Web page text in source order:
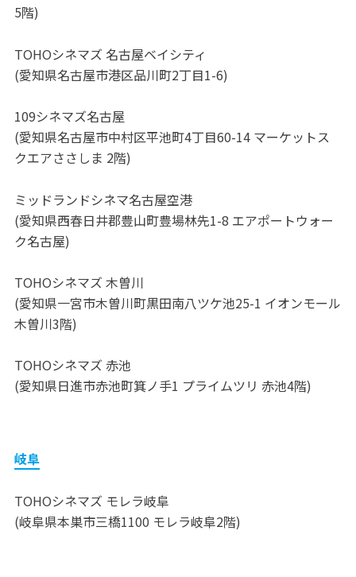
5階)
TOHOシネマズ 名古屋ベイシティ
(愛知県名古屋市港区品川町2丁目1-6)
109シネマズ名古屋
(愛知県名古屋市中村区平池町4丁目60-14 マーケットス
クエアささしま 2階)
ミッドランドシネマ名古屋空港
(愛知県西春日井郡豊山町豊場林先1-8 エアポートウォー
ク名古屋)
TOHOシネマズ 木曽川
(愛知県一宮市木曽川町黒田南八ツケ池25-1 イオンモール
木曽川3階)
TOHOシネマズ 赤池
(愛知県日進市赤池町箕ノ手1 プライムツリ 赤池4階)
岐阜
TOHOシネマズ モレラ岐阜
(岐阜県本巣市三橋1100 モレラ岐阜2階)